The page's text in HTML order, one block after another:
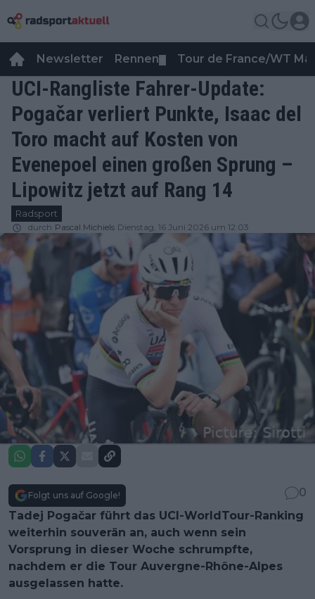
Newsletter Rennen Tour de France/WT
UCI-Rangliste Fahrer-Update:
Pogačar verliert Punkte, Isaac del
Toro macht auf Kosten von
Evenepoel einen großen Sprung –
Lipowitz jetzt auf Rang 14
Radsport
durch Pascal Michiels Dienstag, 16 Juni 2026 um 12:03
Folgt uns auf Google!
0
Tadej Pogačar führt das UCI-WorldTour-Ranking
weiterhin souverän an, auch wenn sein
Vorsprung in dieser Woche schrumpfte,
nachdem er die Tour Auvergne-Rhône-Alpes
ausgelassen hatte.